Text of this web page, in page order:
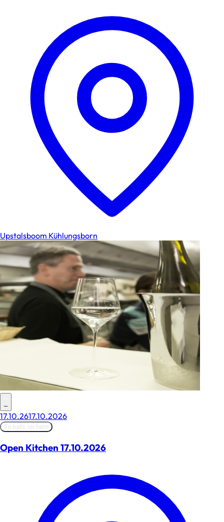
Upstalsboom Kühlungsborn
–
17.10.2617.10.2026
Tickets sichern
Open Kitchen 17.10.2026